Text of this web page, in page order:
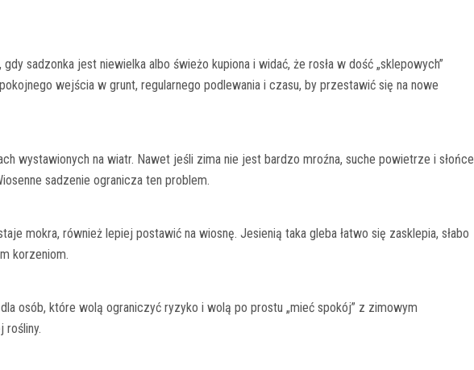
sadzonka jest niewielka albo świeżo kupiona i widać, że rosła w dość „sklepowych”
wejścia w grunt, regularnego podlewania i czasu, by przestawić się na nowe
wystawionych na wiatr. Nawet jeśli zima nie jest bardzo mroźna, suche powietrze i słońce
sadzenie ogranicza ten problem.
mokra, również lepiej postawić na wiosnę. Jesienią taka gleba łatwo się zasklepia, słabo
korzeniom.
osób, które wolą ograniczyć ryzyko i wolą po prostu „mieć spokój” z zimowym
rośliny.